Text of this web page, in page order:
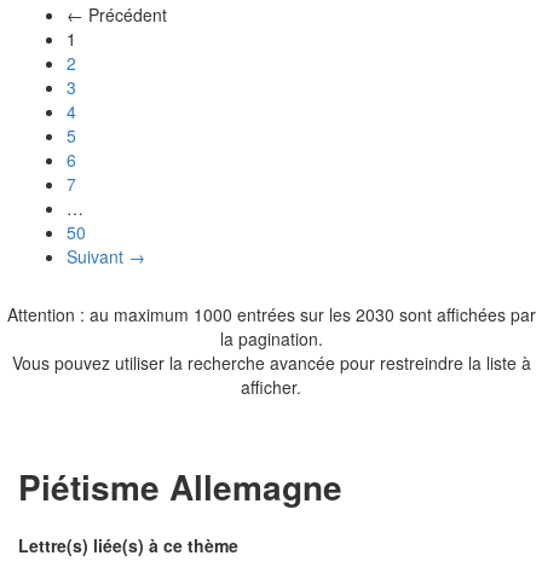
← Précédent
1
2
3
4
5
6
7
…
50
Suivant →
Attention : au maximum 1000 entrées sur les 2030 sont affichées par
la pagination.
Vous pouvez utiliser la recherche avancée pour restreindre la liste à
afficher.
Piétisme Allemagne
Lettre(s) liée(s) à ce thème